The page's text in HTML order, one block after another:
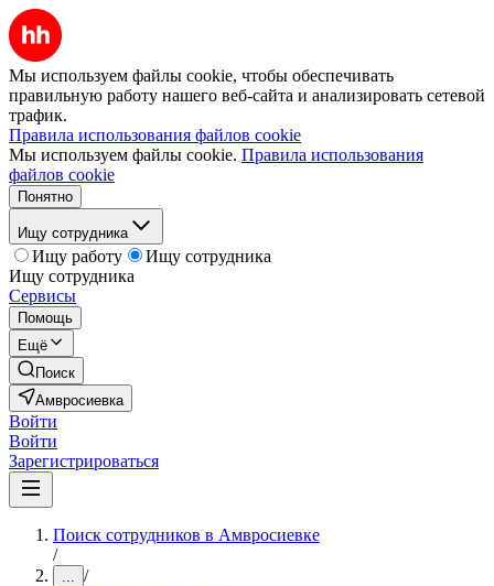
Мы используем файлы cookie, чтобы обеспечивать
правильную работу нашего веб-сайта и анализировать сетевой
трафик.
Правила использования файлов cookie
Мы используем файлы cookie. Правила использования
файлов cookie
Понятно
Ищу сотрудника
Ищу работу
Ищу сотрудника
Ищу сотрудника
Сервисы
Помощь
Ещё
Поиск
Амвросиевка
Войти
Войти
Зарегистрироваться
Поиск сотрудников в Амвросиевке
/
... /